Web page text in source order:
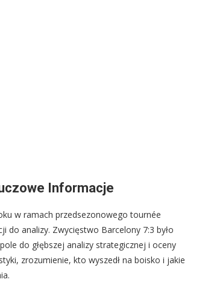
Informacje
w ramach przedsezonowego tournée
do analizy. Zwycięstwo Barcelony 7:3 było
do głębszej analizy strategicznej i oceny
zrozumienie, kto wyszedł na boisko i jakie